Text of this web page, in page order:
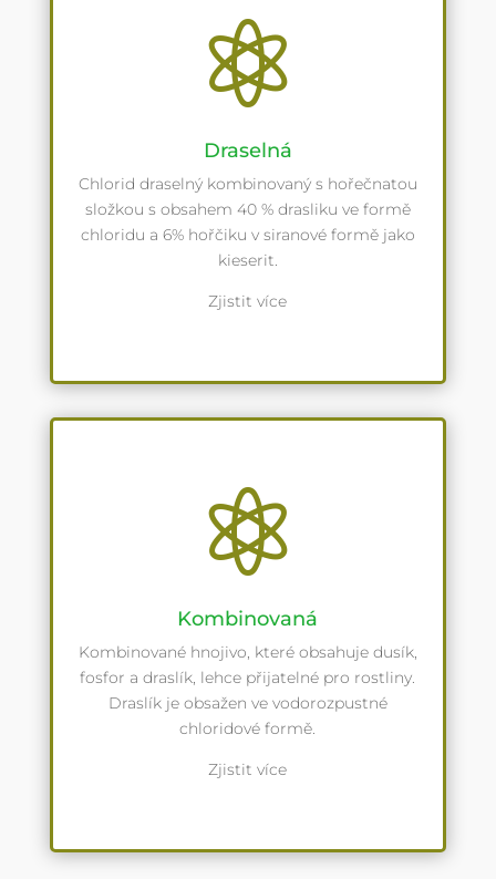

Draselná
Chlorid draselný kombinovaný s hořečnatou
složkou s obsahem 40 % drasliku ve formě
chloridu a 6% hořčiku v siranové formě jako
kieserit.
Zjistit více

Kombinovaná
Kombinované hnojivo, které obsahuje dusík,
fosfor a draslík, lehce přijatelné pro rostliny.
Draslík je obsažen ve vodorozpustné
chloridové formě.
Zjistit více